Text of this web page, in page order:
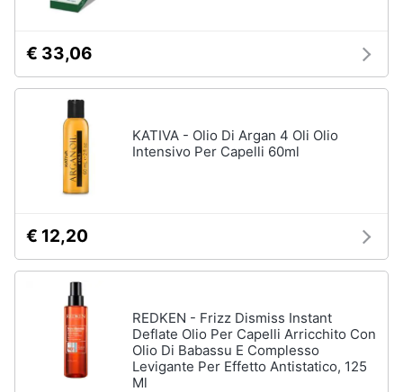
Servizi
Assistenza
Acetone
Smalto
Cura
del
corpo
Shampoo
Shampoo
antigiallo
Deodorante
€ 33,06
KATIVA - Olio Di Argan 4 Oli Olio
Intensivo Per Capelli 60ml
€ 12,20
REDKEN - Frizz Dismiss Instant
Deflate Olio Per Capelli Arricchito Con
Olio Di Babassu E Complesso
Levigante Per Effetto Antistatico, 125
Ml